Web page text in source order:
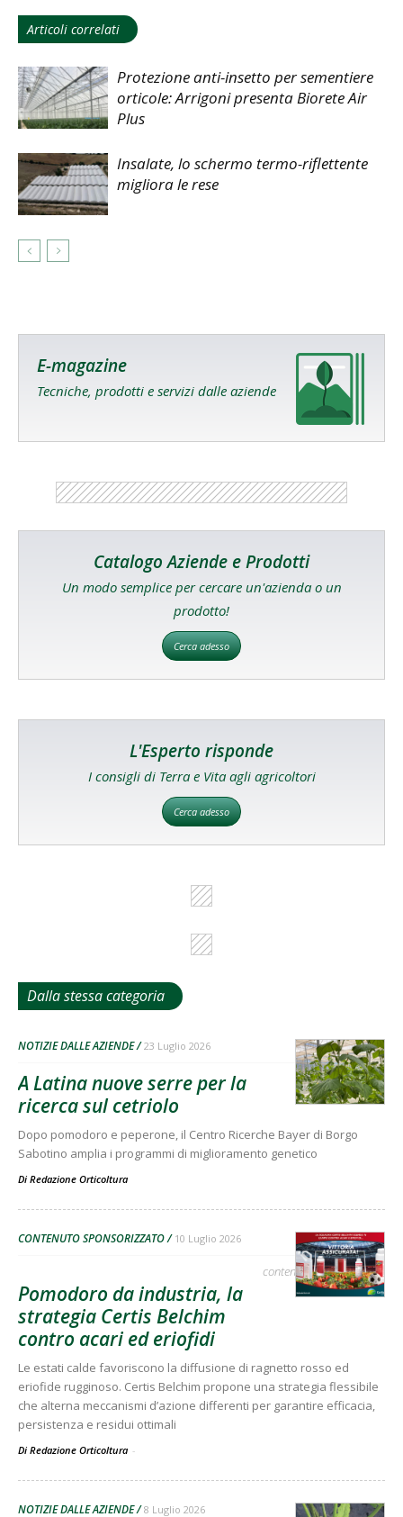
Articoli correlati
Protezione anti-insetto per sementiere
orticole: Arrigoni presenta Biorete Air
Plus
Insalate, lo schermo termo-riflettente
migliora le rese
E-magazine
Tecniche, prodotti e servizi dalle aziende
Catalogo Aziende e Prodotti
Un modo semplice per cercare un'azienda o un
prodotto!
Cerca adesso
L'Esperto risponde
I consigli di Terra e Vita agli agricoltori
Cerca adesso
Dalla stessa categoria
NOTIZIE DALLE AZIENDE 23 Luglio 2026
A Latina nuove serre per la
ricerca sul cetriolo
Dopo pomodoro e peperone, il Centro Ricerche Bayer di Borgo
Sabotino amplia i programmi di miglioramento genetico
Di Redazione Orticoltura
CONTENUTO SPONSORIZZATO 10 Luglio 2026
contenuto sponsorizzato
Pomodoro da industria, la
strategia Certis Belchim
contro acari ed eriofidi
Le estati calde favoriscono la diffusione di ragnetto rosso ed
eriofide rugginoso. Certis Belchim propone una strategia flessibile
che alterna meccanismi d’azione differenti per garantire efficacia,
persistenza e residui ottimali
Di Redazione Orticoltura -
NOTIZIE DALLE AZIENDE 8 Luglio 2026